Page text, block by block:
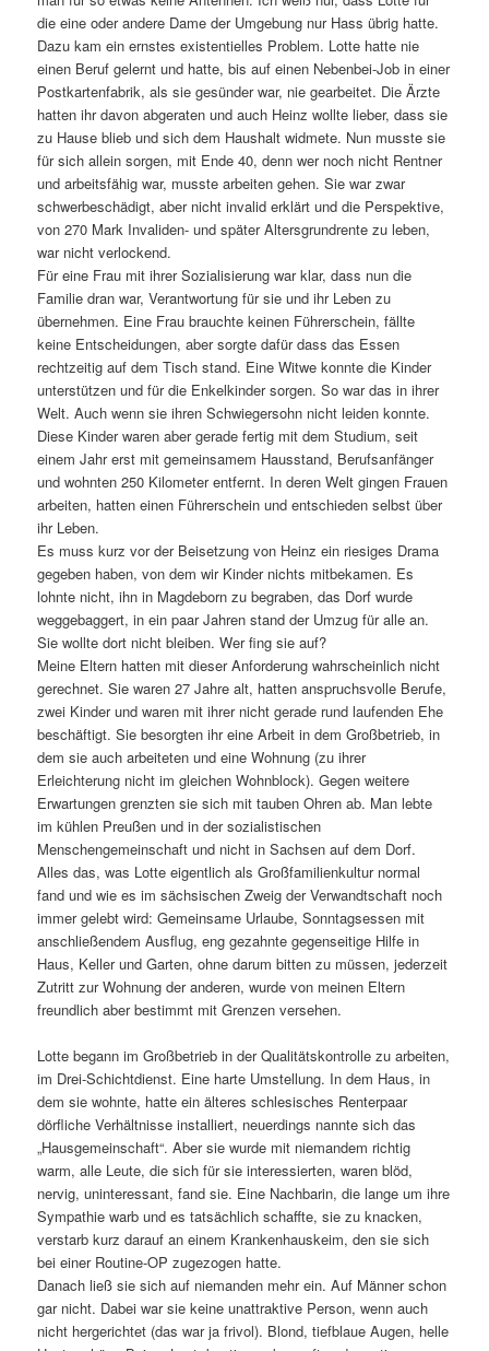
die eine oder andere Dame der Umgebung nur Hass übrig hatte.
Dazu kam ein ernstes existentielles Problem. Lotte hatte nie
einen Beruf gelernt und hatte, bis auf einen Nebenbei-Job in einer
Postkartenfabrik, als sie gesünder war, nie gearbeitet. Die Ärzte
hatten ihr davon abgeraten und auch Heinz wollte lieber, dass sie
zu Hause blieb und sich dem Haushalt widmete. Nun musste sie
für sich allein sorgen, mit Ende 40, denn wer noch nicht Rentner
und arbeitsfähig war, musste arbeiten gehen. Sie war zwar
schwerbeschädigt, aber nicht invalid erklärt und die Perspektive,
von 270 Mark Invaliden- und später Altersgrundrente zu leben,
war nicht verlockend.
Für eine Frau mit ihrer Sozialisierung war klar, dass nun die
Familie dran war, Verantwortung für sie und ihr Leben zu
übernehmen. Eine Frau brauchte keinen Führerschein, fällte
keine Entscheidungen, aber sorgte dafür dass das Essen
rechtzeitig auf dem Tisch stand. Eine Witwe konnte die Kinder
unterstützen und für die Enkelkinder sorgen. So war das in ihrer
Welt. Auch wenn sie ihren Schwiegersohn nicht leiden konnte.
Diese Kinder waren aber gerade fertig mit dem Studium, seit
einem Jahr erst mit gemeinsamem Hausstand, Berufsanfänger
und wohnten 250 Kilometer entfernt. In deren Welt gingen Frauen
arbeiten, hatten einen Führerschein und entschieden selbst über
ihr Leben.
Es muss kurz vor der Beisetzung von Heinz ein riesiges Drama
gegeben haben, von dem wir Kinder nichts mitbekamen. Es
lohnte nicht, ihn in Magdeborn zu begraben, das Dorf wurde
weggebaggert, in ein paar Jahren stand der Umzug für alle an.
Sie wollte dort nicht bleiben. Wer fing sie auf?
Meine Eltern hatten mit dieser Anforderung wahrscheinlich nicht
gerechnet. Sie waren 27 Jahre alt, hatten anspruchsvolle Berufe,
zwei Kinder und waren mit ihrer nicht gerade rund laufenden Ehe
beschäftigt. Sie besorgten ihr eine Arbeit in dem Großbetrieb, in
dem sie auch arbeiteten und eine Wohnung (zu ihrer
Erleichterung nicht im gleichen Wohnblock). Gegen weitere
Erwartungen grenzten sie sich mit tauben Ohren ab. Man lebte
im kühlen Preußen und in der sozialistischen
Menschengemeinschaft und nicht in Sachsen auf dem Dorf.
Alles das, was Lotte eigentlich als Großfamilienkultur normal
fand und wie es im sächsischen Zweig der Verwandtschaft noch
immer gelebt wird: Gemeinsame Urlaube, Sonntagsessen mit
anschließendem Ausflug, eng gezahnte gegenseitige Hilfe in
Haus, Keller und Garten, ohne darum bitten zu müssen, jederzeit
Zutritt zur Wohnung der anderen, wurde von meinen Eltern
freundlich aber bestimmt mit Grenzen versehen.
Lotte begann im Großbetrieb in der Qualitätskontrolle zu arbeiten,
im Drei-Schichtdienst. Eine harte Umstellung. In dem Haus, in
dem sie wohnte, hatte ein älteres schlesisches Renterpaar
dörfliche Verhältnisse installiert, neuerdings nannte sich das
„Hausgemeinschaft“. Aber sie wurde mit niemandem richtig
warm, alle Leute, die sich für sie interessierten, waren blöd,
nervig, uninteressant, fand sie. Eine Nachbarin, die lange um ihre
Sympathie warb und es tatsächlich schaffte, sie zu knacken,
verstarb kurz darauf an einem Krankenhauskeim, den sie sich
bei einer Routine-OP zugezogen hatte.
Danach ließ sie sich auf niemanden mehr ein. Auf Männer schon
gar nicht. Dabei war sie keine unattraktive Person, wenn auch
nicht hergerichtet (das war ja frivol). Blond, tiefblaue Augen, helle